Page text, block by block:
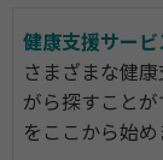
健康支援サービ
さまざまな健
がら探すこと
をここから始め